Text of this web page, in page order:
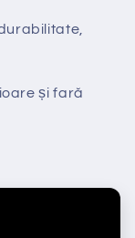
și fară